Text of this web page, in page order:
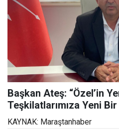
Başkan Ateş: “Özel’in
Teşkilatlarımıza Yeni
KAYNAK: Maraştanhaber